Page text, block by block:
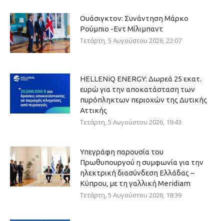
Ουάσιγκτον: Συνάντηση Μάρκο
Ρούμπιο -Εντ Μίλιμπαντ
Τετάρτη, 5 Αυγούστου 2026, 22:07
HELLENiQ ENERGY: Δωρεά 25 εκατ.
ευρώ για την αποκατάσταση των
πυρόπληκτων περιοχών της Δυτικής
Αττικής
Τετάρτη, 5 Αυγούστου 2026, 19:43
Υπεγράφη παρουσία του
Πρωθυπουργού η συμφωνία για την
ηλεκτρική διασύνδεση Ελλάδας –
Κύπρου, με τη γαλλική Meridiam
Τετάρτη, 5 Αυγούστου 2026, 18:39